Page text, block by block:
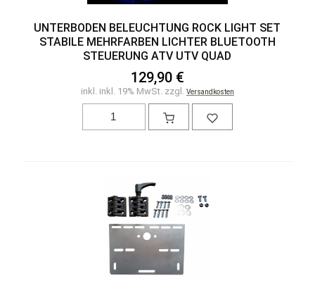
UNTERBODEN BELEUCHTUNG ROCK LIGHT SET
STABILE MEHRFARBEN LICHTER BLUETOOTH
STEUERUNG ATV UTV QUAD
129,90 €
inkl. inkl. 19% MwSt. zzgl. Versandkosten